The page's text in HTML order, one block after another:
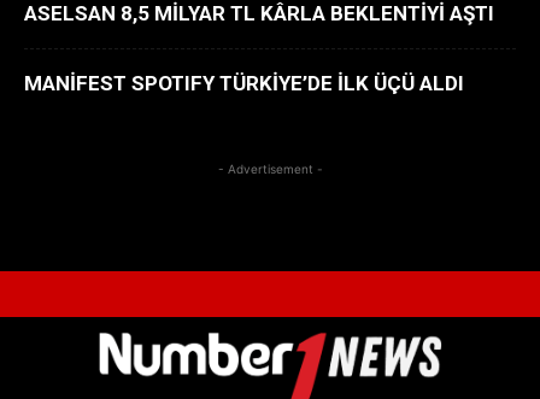
ASELSAN 8,5 MİLYAR TL KÂRLA BEKLENTİYİ AŞTI
MANİFEST SPOTIFY TÜRKİYE’DE İLK ÜÇÜ ALDI
- Advertisement -